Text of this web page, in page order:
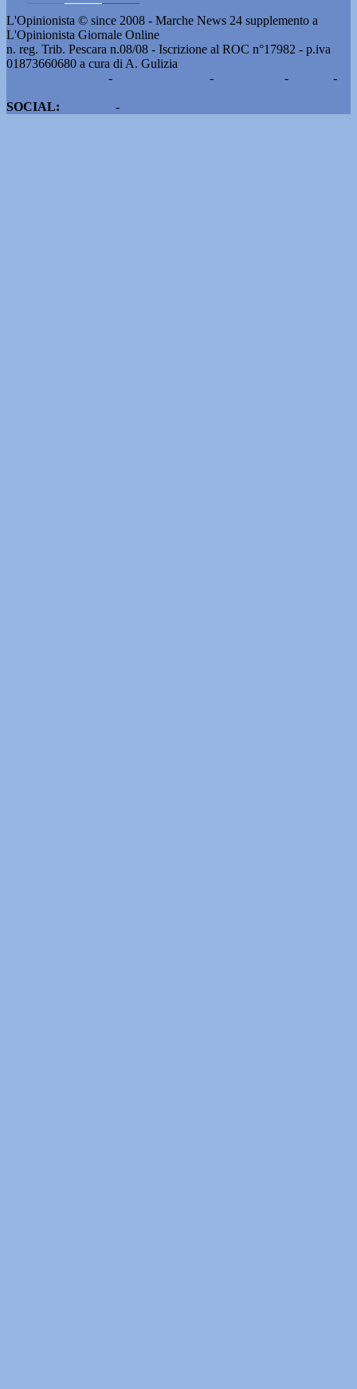
L'Opinionista © since 2008 - Marche News 24 supplemento a
L'Opinionista Giornale Online
n. reg. Trib. Pescara n.08/08 - Iscrizione al ROC n°17982 - p.iva
01873660680 a cura di A. Gulizia
- - -
-
SOCIAL:
-